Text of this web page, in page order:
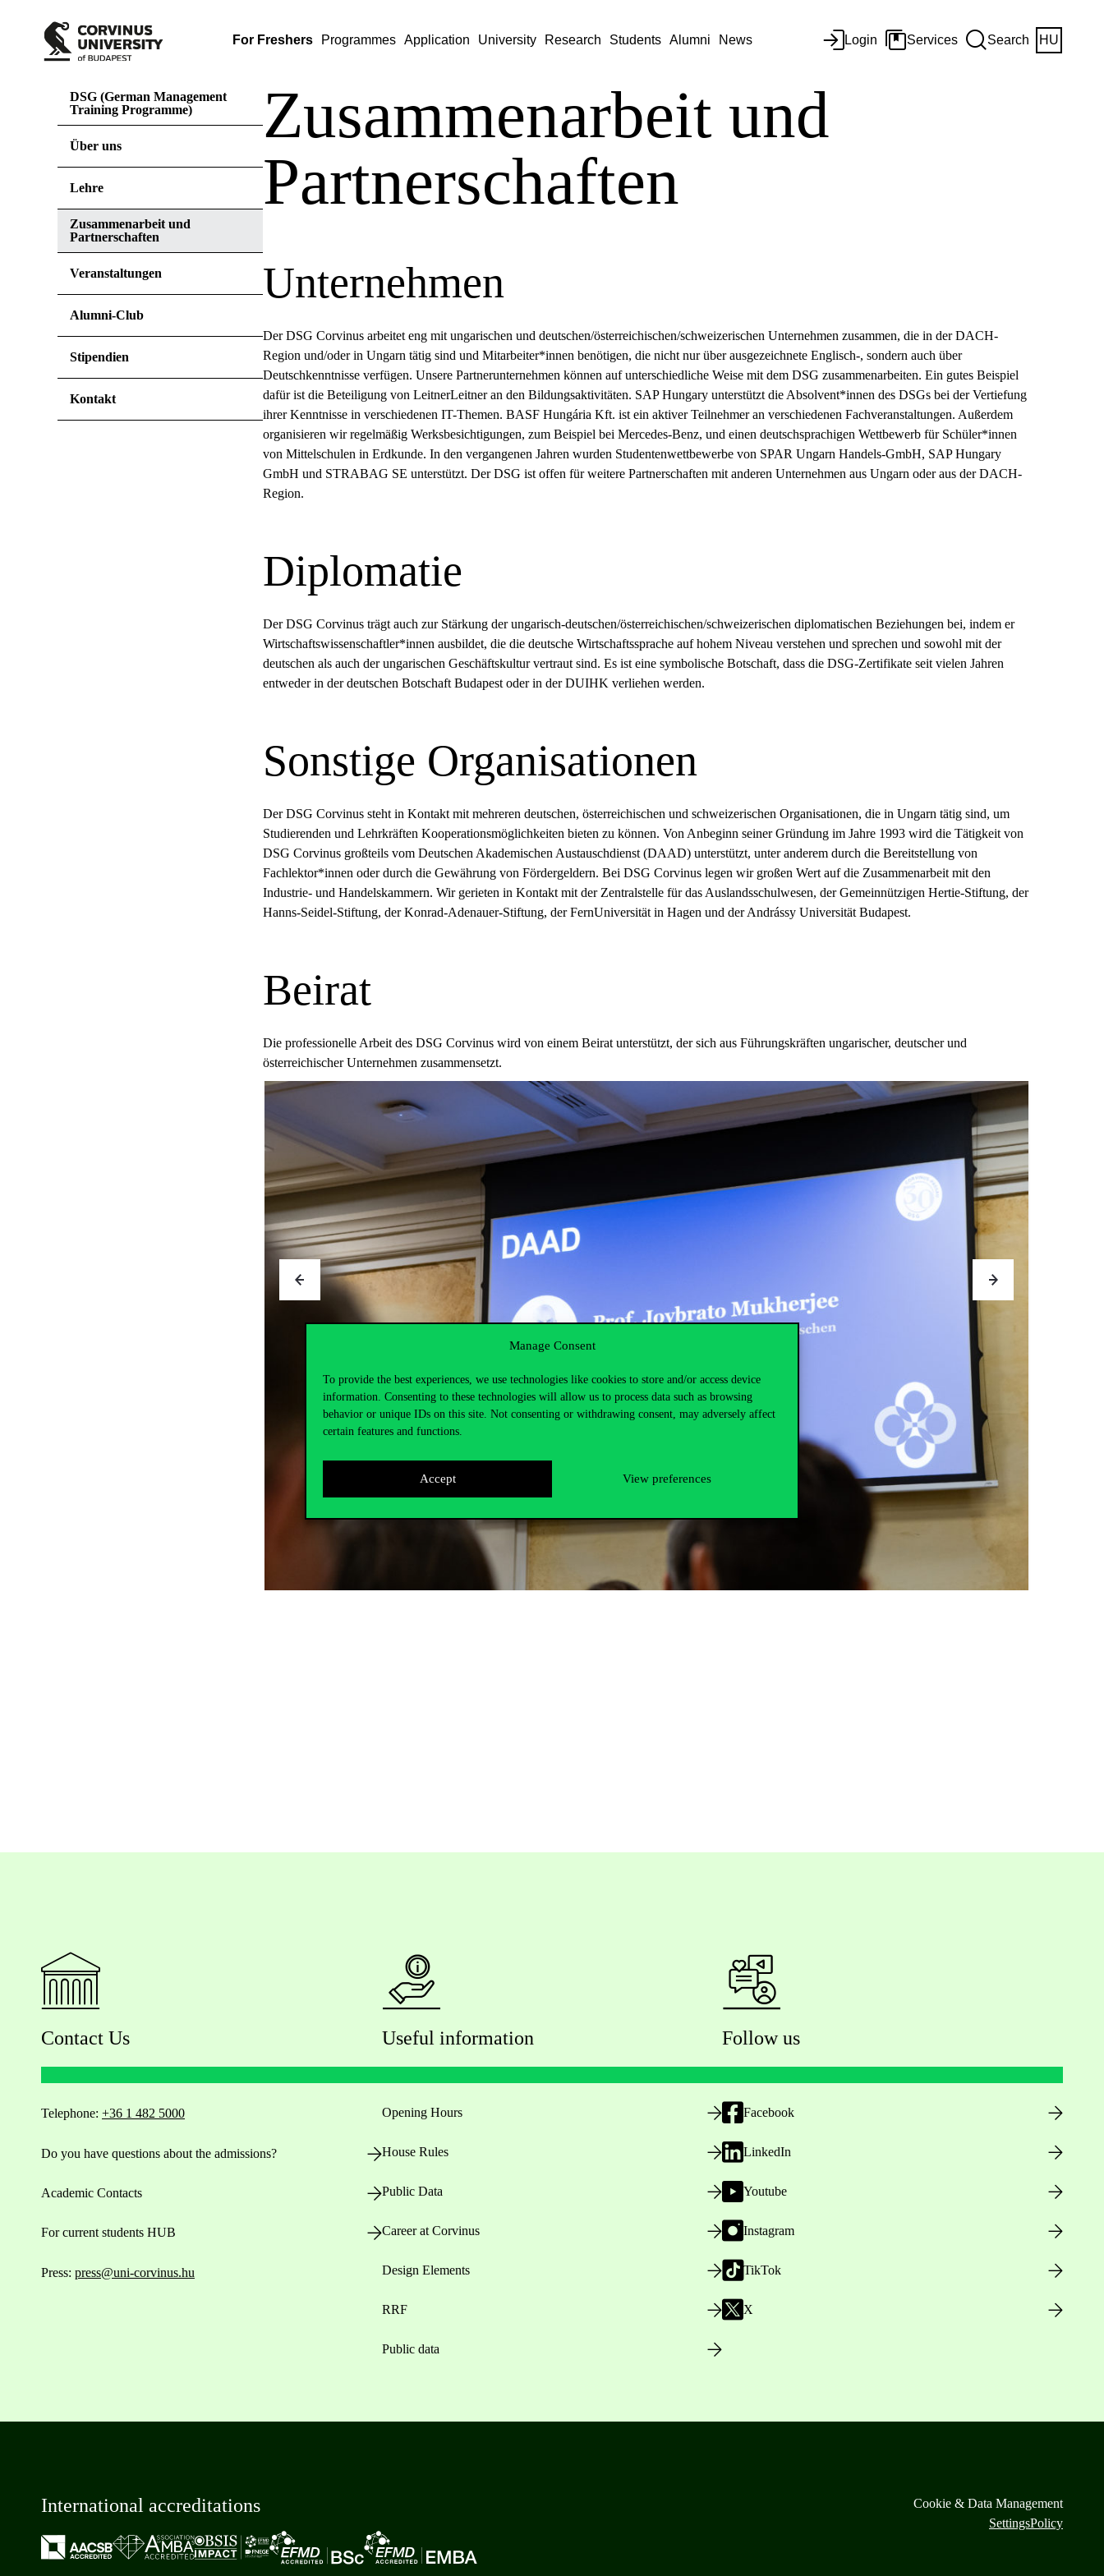
Manage Consent
To provide the best experiences, we use technologies like cookies to store and/or access device
information. Consenting to these technologies will allow us to process data such as browsing
behavior or unique IDs on this site. Not consenting or withdrawing consent, may adversely affect
certain features and functions.
Accept View preferences
For Freshers Programmes Application University Research Students Alumni News Login Services Search HU
DSG (German Management
Training Programme)
Über uns
Lehre
Zusammenarbeit und
Partnerschaften
Veranstaltungen
Alumni-Club
Stipendien
Kontakt
Zusammenarbeit und
Partnerschaften
Unternehmen
Der DSG Corvinus arbeitet eng mit ungarischen und deutschen/österreichischen/schweizerischen Unternehmen zusammen, die in der DACH-
Region und/oder in Ungarn tätig sind und Mitarbeiter*innen benötigen, die nicht nur über ausgezeichnete Englisch-, sondern auch über
Deutschkenntnisse verfügen. Unsere Partnerunternehmen können auf unterschiedliche Weise mit dem DSG zusammenarbeiten. Ein gutes Beispiel
dafür ist die Beteiligung von LeitnerLeitner an den Bildungsaktivitäten. SAP Hungary unterstützt die Absolvent*innen des DSGs bei der Vertiefung
ihrer Kenntnisse in verschiedenen IT-Themen. BASF Hungária Kft. ist ein aktiver Teilnehmer an verschiedenen Fachveranstaltungen. Außerdem
organisieren wir regelmäßig Werksbesichtigungen, zum Beispiel bei Mercedes-Benz, und einen deutschsprachigen Wettbewerb für Schüler*innen
von Mittelschulen in Erdkunde. In den vergangenen Jahren wurden Studentenwettbewerbe von SPAR Ungarn Handels-GmbH, SAP Hungary
GmbH und STRABAG SE unterstützt. Der DSG ist offen für weitere Partnerschaften mit anderen Unternehmen aus Ungarn oder aus der DACH-
Region.
Diplomatie
Der DSG Corvinus trägt auch zur Stärkung der ungarisch-deutschen/österreichischen/schweizerischen diplomatischen Beziehungen bei, indem er
Wirtschaftswissenschaftler*innen ausbildet, die die deutsche Wirtschaftssprache auf hohem Niveau verstehen und sprechen und sowohl mit der
deutschen als auch der ungarischen Geschäftskultur vertraut sind. Es ist eine symbolische Botschaft, dass die DSG-Zertifikate seit vielen Jahren
entweder in der deutschen Botschaft Budapest oder in der DUIHK verliehen werden.
Sonstige Organisationen
Der DSG Corvinus steht in Kontakt mit mehreren deutschen, österreichischen und schweizerischen Organisationen, die in Ungarn tätig sind, um
Studierenden und Lehrkräften Kooperationsmöglichkeiten bieten zu können. Von Anbeginn seiner Gründung im Jahre 1993 wird die Tätigkeit von
DSG Corvinus großteils vom Deutschen Akademischen Austauschdienst (DAAD) unterstützt, unter anderem durch die Bereitstellung von
Fachlektor*innen oder durch die Gewährung von Fördergeldern. Bei DSG Corvinus legen wir großen Wert auf die Zusammenarbeit mit den
Industrie- und Handelskammern. Wir gerieten in Kontakt mit der Zentralstelle für das Auslandsschulwesen, der Gemeinnützigen Hertie-Stiftung, der
Hanns-Seidel-Stiftung, der Konrad-Adenauer-Stiftung, der FernUniversität in Hagen und der Andrássy Universität Budapest.
Beirat
Die professionelle Arbeit des DSG Corvinus wird von einem Beirat unterstützt, der sich aus Führungskräften ungarischer, deutscher und
österreichischer Unternehmen zusammensetzt.
Contact Us
Telephone: +36 1 482 5000
Do you have questions about the admissions?
Academic Contacts
For current students HUB
Press: press@uni-corvinus.hu
Useful information
Opening Hours
House Rules
Public Data
Career at Corvinus
Design Elements
RRF
Public data
Follow us
Facebook
LinkedIn
Youtube
Instagram
TikTok
X
International accreditations
Cookie & Data Management
SettingsPolicy